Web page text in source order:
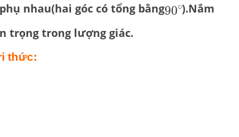
nhau(hai góc có tổng bằng90∘
).Nắm
trọng trong lượng giác.
thức: